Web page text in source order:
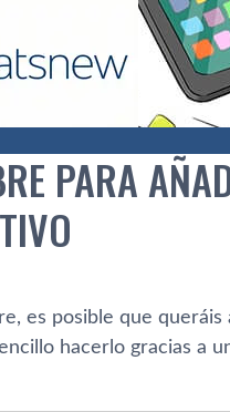
PARA
es posible que
hacerlo gracias a